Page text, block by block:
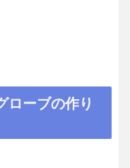
ローブの作り